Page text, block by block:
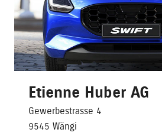
Etienne Huber AG
Gewerbestrasse 4
9545 Wängi